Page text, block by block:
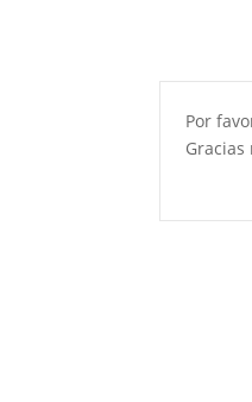
Por
Gracias